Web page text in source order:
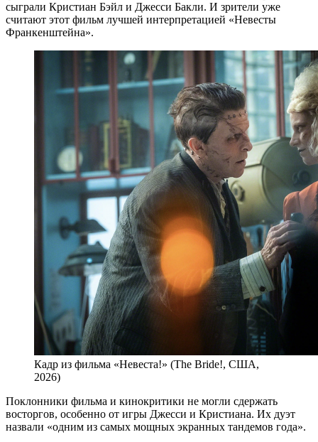
сыграли Кристиан Бэйл и Джесси Бакли. И зрители уже
считают этот фильм лучшей интерпретацией «Невесты
Франкенштейна».
Кадр из фильма «Невеста!» (The Bride!, США,
2026)
Поклонники фильма и кинокритики не могли сдержать
восторгов, особенно от игры Джесси и Кристиана. Их дуэт
назвали «одним из самых мощных экранных тандемов года».